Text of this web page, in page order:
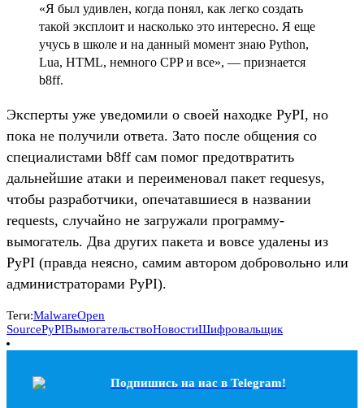
«Я был удивлен, когда понял, как легко создать
такой эксплоит и насколько это интересно. Я еще
учусь в школе и на данный момент знаю Python,
Lua, HTML, немного CPP и все», — признается
b8ff.
Эксперты уже уведомили о своей находке PyPI, но
пока не получили ответа. Зато после общения со
специалистами b8ff сам помог предотвратить
дальнейшие атаки и переименовал пакет requesys,
чтобы разработчики, опечатавшиеся в названии
requests, случайно не загружали программу-
вымогатель. Два других пакета и вовсе удалены из
PyPI (правда неясно, самим автором добровольно или
администраторами PyPI).
Теги:MalwareOpen
SourcePyPIВымогательствоНовостиШифровальщик
Подпишись на наc в Telegram!